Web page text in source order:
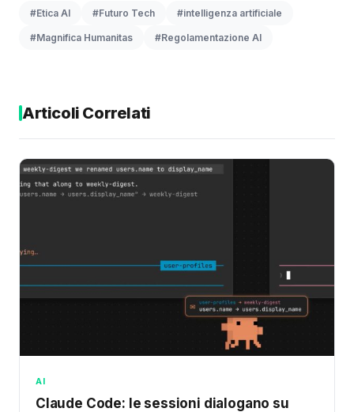
#Etica AI #Futuro Tech #intelligenza artificiale
#Magnifica Humanitas #Regolamentazione AI
Articoli Correlati
AI
Claude Code: le sessioni dialogano su